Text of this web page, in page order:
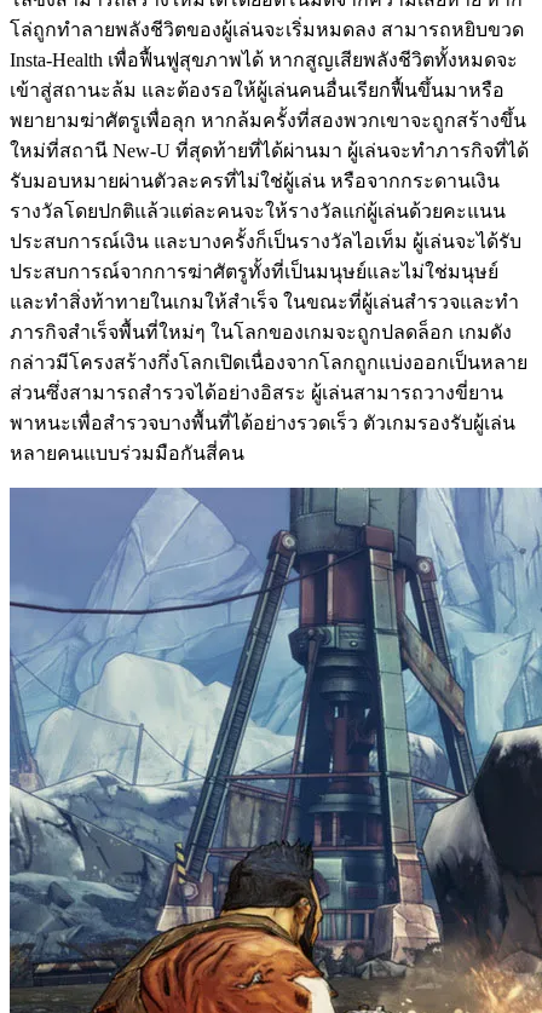
โล่ถูกทำลายพลังชีวิตของผู้เล่นจะเริ่มหมดลง สามารถหยิบขวด
Insta-Health เพื่อฟื้นฟูสุขภาพได้ หากสูญเสียพลังชีวิตทั้งหมดจะ
เข้าสู่สถานะล้ม และต้องรอให้ผู้เล่นคนอื่นเรียกฟื้นขึ้นมาหรือ
พยายามฆ่าศัตรูเพื่อลุก หากล้มครั้งที่สองพวกเขาจะถูกสร้างขึ้น
ใหม่ที่สถานี New-U ที่สุดท้ายที่ได้ผ่านมา ผู้เล่นจะทำภารกิจที่ได้
รับมอบหมายผ่านตัวละครที่ไม่ใช่ผู้เล่น หรือจากกระดานเงิน
รางวัลโดยปกติแล้วแต่ละคนจะให้รางวัลแก่ผู้เล่นด้วยคะแนน
ประสบการณ์เงิน และบางครั้งก็เป็นรางวัลไอเท็ม ผู้เล่นจะได้รับ
ประสบการณ์จากการฆ่าศัตรูทั้งที่เป็นมนุษย์และไม่ใช่มนุษย์
และทำสิ่งท้าทายในเกมให้สำเร็จ ในขณะที่ผู้เล่นสำรวจและทำ
ภารกิจสำเร็จพื้นที่ใหม่ๆ ในโลกของเกมจะถูกปลดล็อก เกมดัง
กล่าวมีโครงสร้างกึ่งโลกเปิดเนื่องจากโลกถูกแบ่งออกเป็นหลาย
ส่วนซึ่งสามารถสำรวจได้อย่างอิสระ ผู้เล่นสามารถวางขี่ยาน
พาหนะเพื่อสำรวจบางพื้นที่ได้อย่างรวดเร็ว ตัวเกมรองรับผู้เล่น
หลายคนแบบร่วมมือกันสี่คน